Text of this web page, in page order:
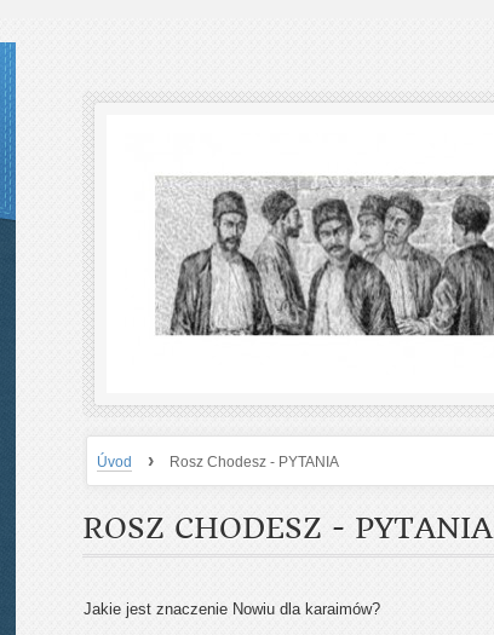
Úvod › Rosz Chodesz - PYTANIA
ROSZ CHODESZ - PYTANIA
Jakie jest znaczenie Nowiu dla karaimów?